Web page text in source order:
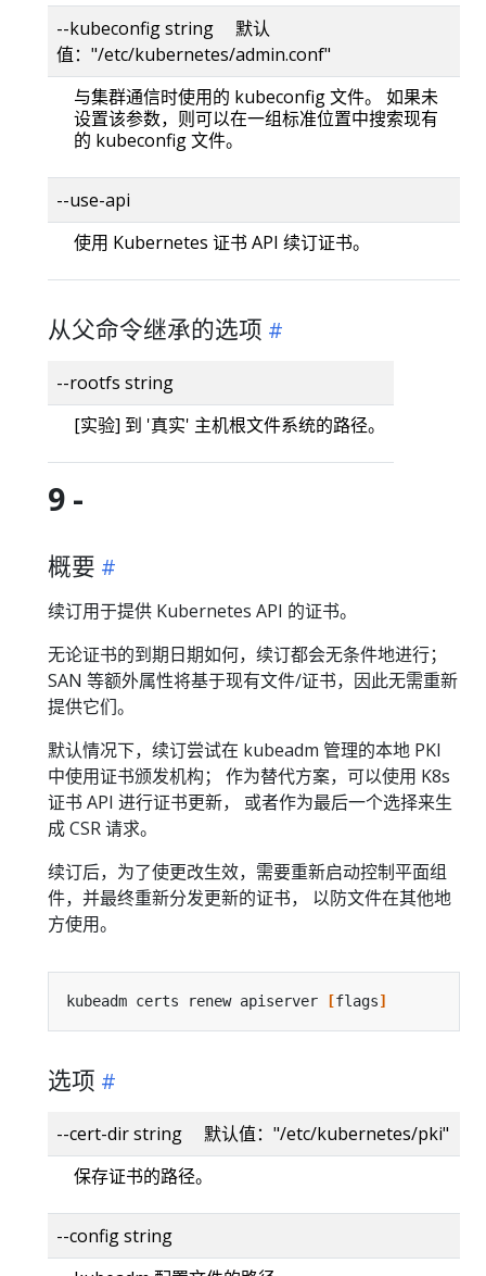
--kubeconfig string 默认
值："/etc/kubernetes/admin.conf"
与集群通信时使用的 kubeconfig 文件。 如果未
设置该参数，则可以在一组标准位置中搜索现有
的 kubeconfig 文件。
--use-api
使用 Kubernetes 证书 API 续订证书。
从父命令继承的选项
--rootfs string
[实验] 到 '真实' 主机根文件系统的路径。
9 -
概要
续订用于提供 Kubernetes API 的证书。
无论证书的到期日期如何，续订都会无条件地进行；
SAN 等额外属性将基于现有文件/证书，因此无需重新
提供它们。
默认情况下，续订尝试在 kubeadm 管理的本地 PKI
中使用证书颁发机构； 作为替代方案，可以使用 K8s
证书 API 进行证书更新， 或者作为最后一个选择来生
成 CSR 请求。
续订后，为了使更改生效，需要重新启动控制平面组
件，并最终重新分发更新的证书， 以防文件在其他地
方使用。
kubeadm certs renew apiserver [flags]
选项
--cert-dir string 默认值："/etc/kubernetes/pki"
保存证书的路径。
--config string